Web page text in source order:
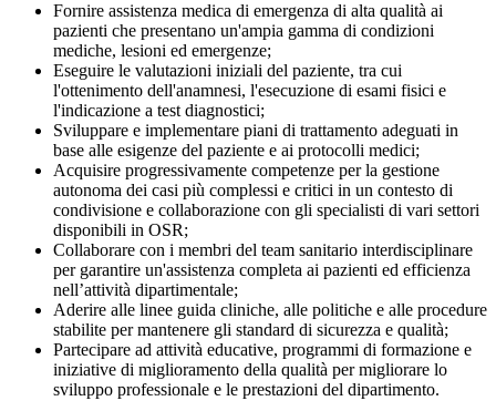
Fornire assistenza medica di emergenza di alta qualità ai
pazienti che presentano un'ampia gamma di condizioni
mediche, lesioni ed emergenze;
Eseguire le valutazioni iniziali del paziente, tra cui
l'ottenimento dell'anamnesi, l'esecuzione di esami fisici e
l'indicazione a test diagnostici;
Sviluppare e implementare piani di trattamento adeguati in
base alle esigenze del paziente e ai protocolli medici;
Acquisire progressivamente competenze per la gestione
autonoma dei casi più complessi e critici in un contesto di
condivisione e collaborazione con gli specialisti di vari settori
disponibili in OSR;
Collaborare con i membri del team sanitario interdisciplinare
per garantire un'assistenza completa ai pazienti ed efficienza
nell’attività dipartimentale;
Aderire alle linee guida cliniche, alle politiche e alle procedure
stabilite per mantenere gli standard di sicurezza e qualità;
Partecipare ad attività educative, programmi di formazione e
iniziative di miglioramento della qualità per migliorare lo
sviluppo professionale e le prestazioni del dipartimento.